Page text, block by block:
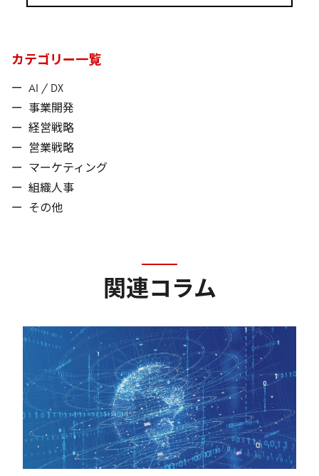
カテゴリー一覧
ー AI / DX
ー 事業開発
ー 経営戦略
ー 営業戦略
ー マーケティング
ー 組織人事
ー その他
関連コラム